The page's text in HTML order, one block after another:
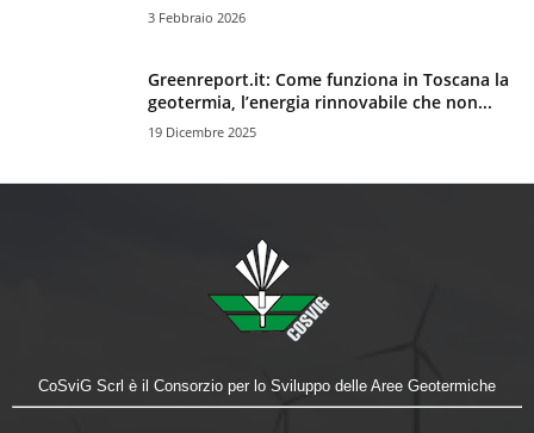
3 Febbraio 2026
Greenreport.it: Come funziona in Toscana la
geotermia, l’energia rinnovabile che non...
19 Dicembre 2025
CoSviG Scrl è il Consorzio per lo Sviluppo delle Aree Geotermiche